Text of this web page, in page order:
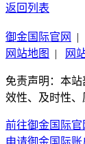
返回列表
御金国际官网 |
网站地图
| 网
免责声明：本
效性、及时性、
前往御金国际官
申请御金国际账